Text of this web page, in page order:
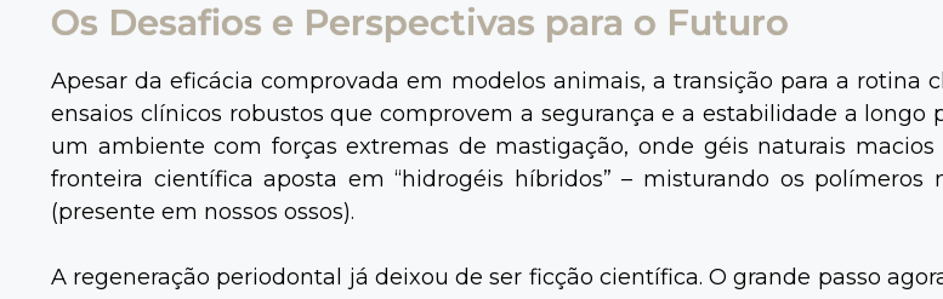
Os Desafios e Perspectivas para o Futuro
Apesar da eficácia comprovada em modelos animais, a transição para a rotina
ensaios clínicos robustos que comprovem a segurança e a estabilidade a longo
um ambiente com forças extremas de mastigação, onde géis naturais
fronteira científica aposta em “hidrogéis híbridos” – misturando os
(presente em nossos ossos).
A regeneração periodontal já deixou de ser ficção científica. O grande passo